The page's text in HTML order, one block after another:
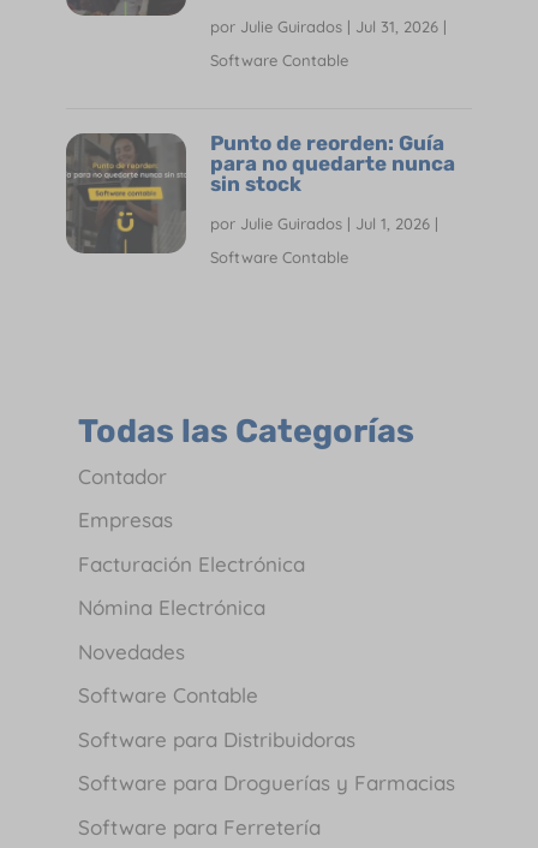
por Julie Guirados| Jul 31, 2026|
Software Contable
Punto de reorden: Guía
para no quedarte nunca
sin stock
por Julie Guirados| Jul 1, 2026|
Software Contable
Todas las Categorías
Contador
Empresas
Facturación Electrónica
Nómina Electrónica
Novedades
Software Contable
Software para Distribuidoras
Software para Droguerías y Farmacias
Software para Ferretería